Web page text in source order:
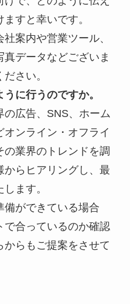
すと幸いです。
案内や営業ツール、
データなどございま
さい。
に行うのですか。
の広告、SNS、ホーム
ンライン・オフライ
業界のトレンドを調
らヒアリングし、最
ます。
備ができている場合
で合っているのか確認
からもご提案をさせて